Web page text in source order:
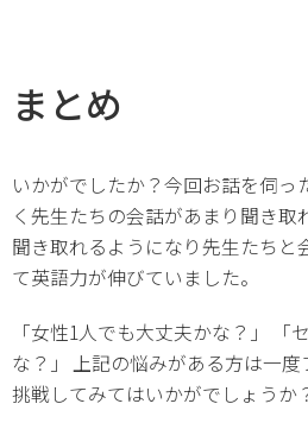
まとめ
いかがでしたか？今回お話を伺っ
く先生たちの会話があまり聞き取
聞き取れるようになり先生たちと
て英語力が伸びていました。
「女性1人でも大丈夫かな？」 「
な？」 上記の悩みがある方は一
挑戦してみてはいかがでしょうか